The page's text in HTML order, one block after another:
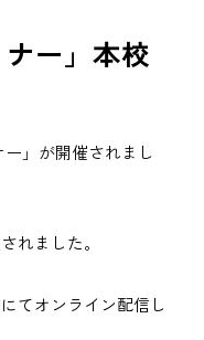
ー」本校
」が開催されまし
れました。
てオンライン配信し